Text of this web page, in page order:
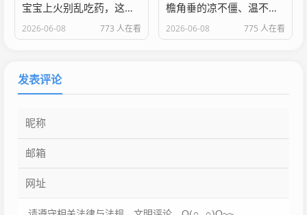
宝宝上火别乱吃药，这几类食物温和灭火还养脾胃
2026-06-08 773 人在看
檐角垂的凉不僵、温不化不是冰棱？是老胶饴！它是什么中药？
2026-06-08 775 人在看
发表评论